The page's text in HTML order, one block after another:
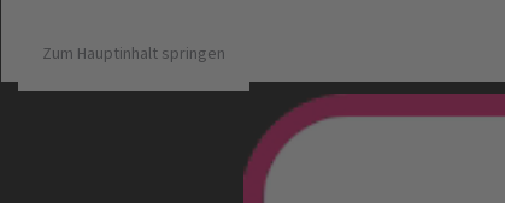
Zum Hauptinhalt springen